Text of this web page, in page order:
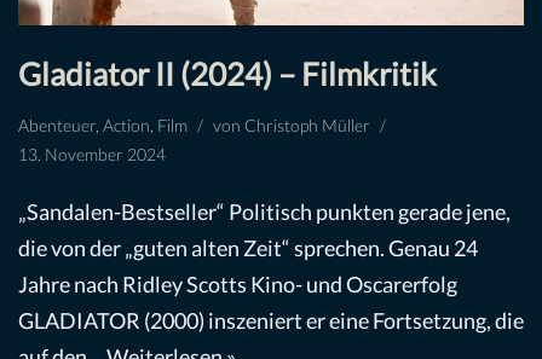
Gladiator II (2024) – Filmkritik
Abenteuer Action Film von Christoph Müller
13. November 2024
„Sandalen-Bestseller“ Politisch punkten gerade jene,
die von der „guten alten Zeit“ sprechen. Genau 24
Jahre nach Ridley Scotts Kino- und Oscarerfolg
GLADIATOR (2000) inszeniert er eine Fortsetzung, die